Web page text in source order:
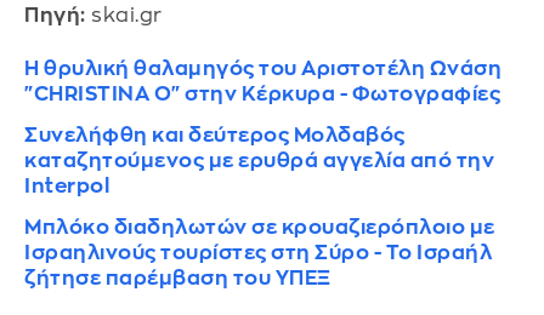
Πηγή: skai.gr
Η θρυλική θαλαμηγός του Αριστοτέλη Ωνάση
"CHRISTINA O" στην Κέρκυρα - Φωτογραφίες
Συνελήφθη και δεύτερος Μολδαβός
καταζητούμενος με ερυθρά αγγελία από την
Interpol
Μπλόκο διαδηλωτών σε κρουαζιερόπλοιο με
Ισραηλινούς τουρίστες στη Σύρο - Το Ισραήλ
ζήτησε παρέμβαση του ΥΠΕΞ